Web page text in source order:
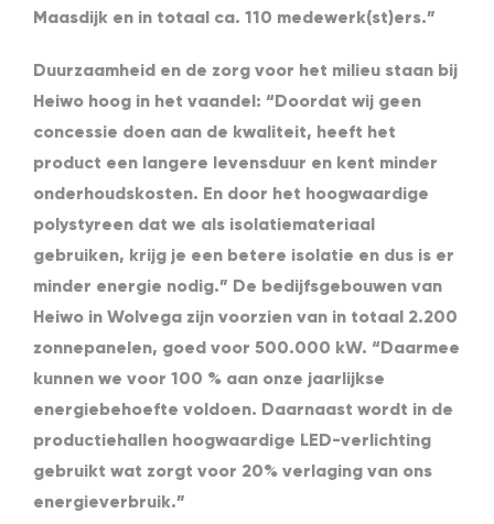
Maasdijk en in totaal ca. 110 medewerk(st)ers.”
Duurzaamheid en de zorg voor het milieu staan bij
Heiwo hoog in het vaandel: “Doordat wij geen
concessie doen aan de kwaliteit, heeft het
product een langere levensduur en kent minder
onderhoudskosten. En door het hoogwaardige
polystyreen dat we als isolatiemateriaal
gebruiken, krijg je een betere isolatie en dus is er
minder energie nodig.” De bedijfsgebouwen van
Heiwo in Wolvega zijn voorzien van in totaal 2.200
zonnepanelen, goed voor 500.000 kW. “Daarmee
kunnen we voor 100 % aan onze jaarlijkse
energiebehoefte voldoen. Daarnaast wordt in de
productiehallen hoogwaardige LED-verlichting
gebruikt wat zorgt voor 20% verlaging van ons
energieverbruik.”